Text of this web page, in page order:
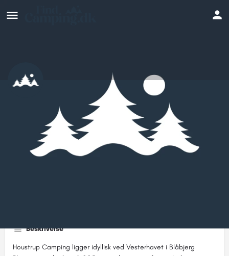
Houstrup Camping
Hjemmeside
Beskrivelse
Houstrup Camping ligger idyllisk ved Vesterhavet i Blåbjerg